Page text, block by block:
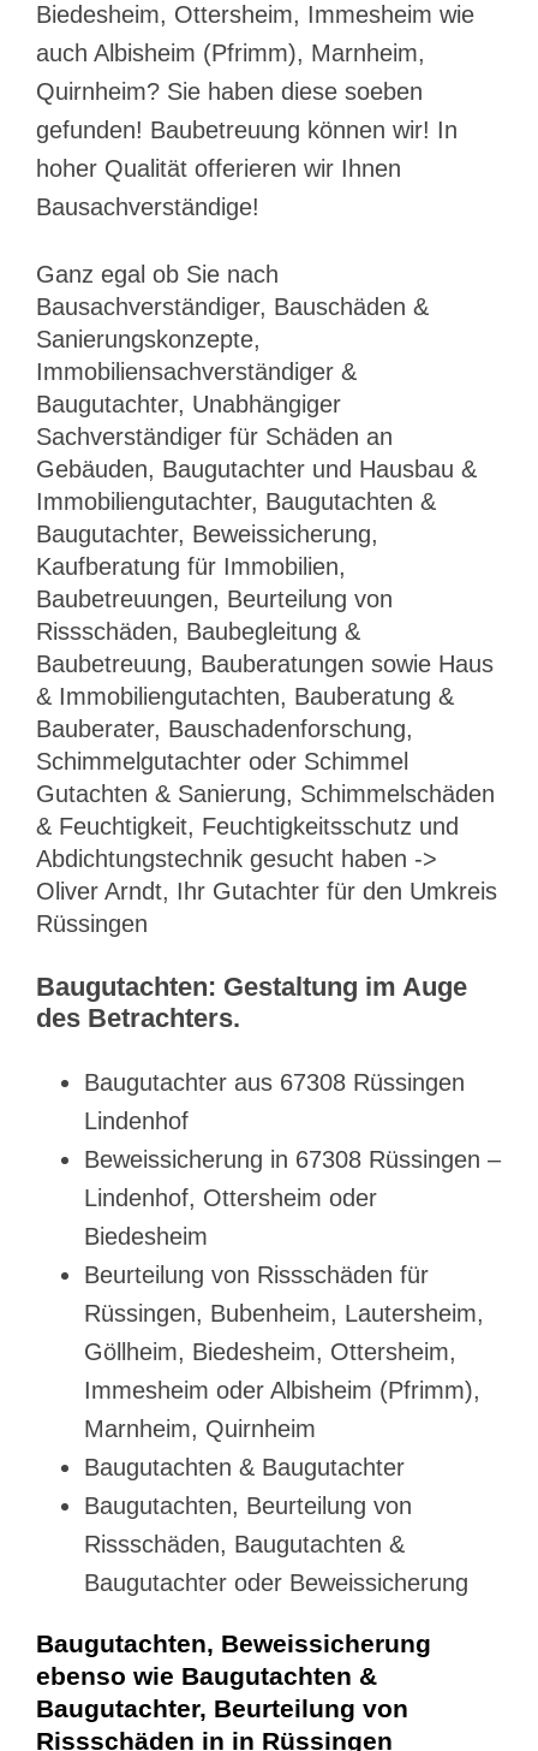
Biedesheim, Ottersheim, Immesheim wie
auch Albisheim (Pfrimm), Marnheim,
Quirnheim? Sie haben diese soeben
gefunden! Baubetreuung können wir! In
hoher Qualität offerieren wir Ihnen
Bausachverständige!
Ganz egal ob Sie nach
Bausachverständiger, Bauschäden &
Sanierungskonzepte,
Immobiliensachverständiger &
Baugutachter, Unabhängiger
Sachverständiger für Schäden an
Gebäuden, Baugutachter und Hausbau &
Immobiliengutachter, Baugutachten &
Baugutachter, Beweissicherung,
Kaufberatung für Immobilien,
Baubetreuungen, Beurteilung von
Rissschäden, Baubegleitung &
Baubetreuung, Bauberatungen sowie Haus
& Immobiliengutachten, Bauberatung &
Bauberater, Bauschadenforschung,
Schimmelgutachter oder Schimmel
Gutachten & Sanierung, Schimmelschäden
& Feuchtigkeit, Feuchtigkeitsschutz und
Abdichtungstechnik gesucht haben ->
Oliver Arndt, Ihr Gutachter für den Umkreis
Rüssingen
Baugutachten: Gestaltung im Auge
des Betrachters.
Baugutachter aus 67308 Rüssingen
Lindenhof
Beweissicherung in 67308 Rüssingen –
Lindenhof, Ottersheim oder
Biedesheim
Beurteilung von Rissschäden für
Rüssingen, Bubenheim, Lautersheim,
Göllheim, Biedesheim, Ottersheim,
Immesheim oder Albisheim (Pfrimm),
Marnheim, Quirnheim
Baugutachten & Baugutachter
Baugutachten, Beurteilung von
Rissschäden, Baugutachten &
Baugutachter oder Beweissicherung
Baugutachten, Beweissicherung
ebenso wie Baugutachten &
Baugutachter, Beurteilung von
Rissschäden in in Rüssingen